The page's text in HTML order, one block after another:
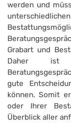
werden und
Grabart und
Daher
gute
können. Somit
oder Ihrer
Überblick aller